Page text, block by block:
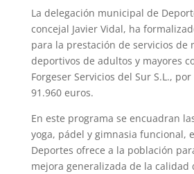
La delegación municipal de
concejal Javier Vidal, ha
para la prestación de servicios de
deportivos de adultos y mayores
Forgeser Servicios del Sur S.L.,
91.960 euros.
En este programa se encuadran
yoga, pádel y gimnasia funcional,
Deportes ofrece a la población
mejora generalizada de la calidad